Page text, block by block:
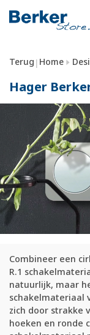
Terug | Home
Hager
Combineer een
R.1
natuurlijk, maar
schakelmateriaal
zich door strakke
hoeken en ronde